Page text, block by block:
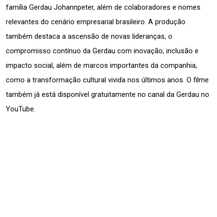
família Gerdau Johannpeter, além de colaboradores e nomes
relevantes do cenário empresarial brasileiro. A produção
também destaca a ascensão de novas lideranças, o
compromisso contínuo da Gerdau com inovação, inclusão e
impacto social, além de marcos importantes da companhia,
como a transformação cultural vivida nos últimos anos. O filme
YouTube.